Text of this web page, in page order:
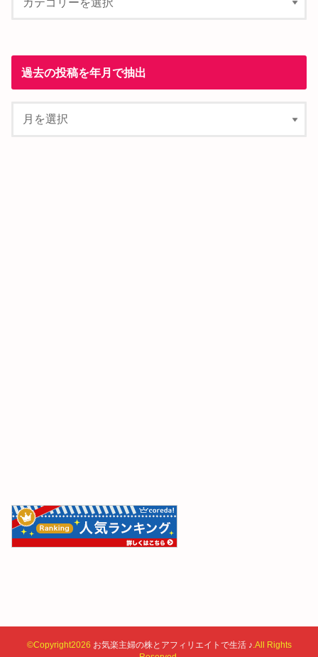
過去の投稿を年月で抽出
©Copyright2026 お気楽主婦の株とアフィリエイトで生活 ♪ .All Rights